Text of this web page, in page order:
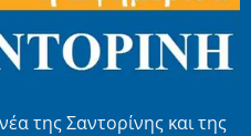
της Σαντορίνης και της